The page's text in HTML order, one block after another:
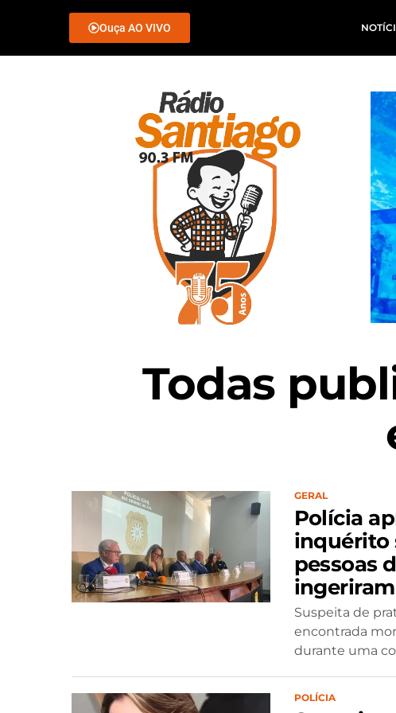
Ouça AO VIVO
Todas
GERAL
Polícia
inquérito
pessoas
Suspeita de
encontrada
durante uma
POLÍCIA